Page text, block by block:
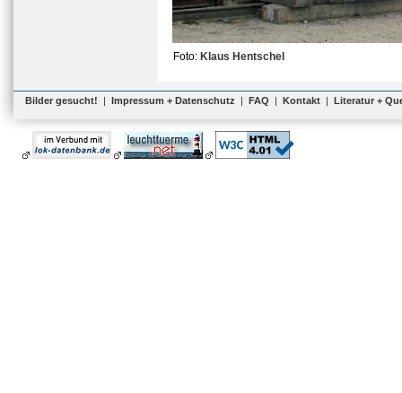
Foto: Klaus Hentschel
Bilder gesucht! | Impressum + Datenschutz | FAQ | Kontakt | Literatur +